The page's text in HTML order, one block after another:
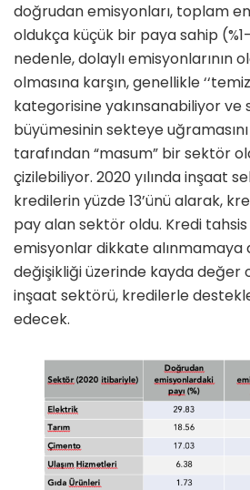
doğrudan emisyonları, toplam
oldukça küçük bir paya sahip
nedenle, dolaylı emisyonlarının
olmasına karşın, genellikle
kategorisine yakınsanabiliyorve
büyümesinin sekteye
tarafından “masum” bir sektör
çizilebiliyor. 2020 yılında inşaat
kredilerin yüzde 13’ünü alarak,
pay alan sektör oldu. Kredi
emisyonlar dikkate alınmamaya
değişikliği üzerinde kayda değer
inşaat sektörü, kredilerle
edecek.